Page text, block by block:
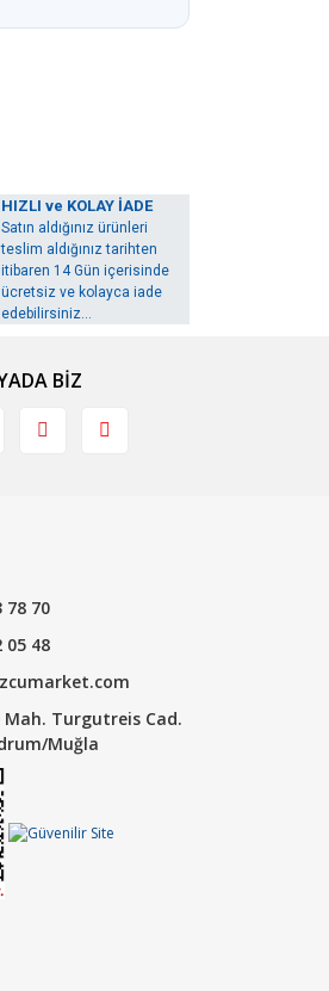
HIZLI ve KOLAY İADE
Satın aldığınız ürünleri
teslim aldığınız tarihten
itibaren 14 Gün içerisinde
ücretsiz ve kolayca iade
edebilirsiniz...
BİZ
78 70
05 48
Mah. Turgutreis Cad.
Muğla